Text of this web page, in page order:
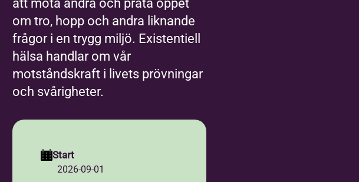
att möta andra och prata öppet
om tro, hopp och andra liknande
frågor i en trygg miljö. Existentiell
hälsa handlar om vår
motståndskraft i livets prövningar
och svårigheter.
Start
2026-09-01